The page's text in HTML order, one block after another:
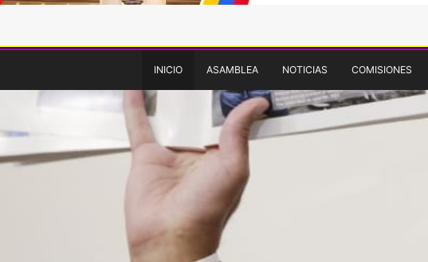
INICIO ASAMBLEA NOTICIAS COMISIONES